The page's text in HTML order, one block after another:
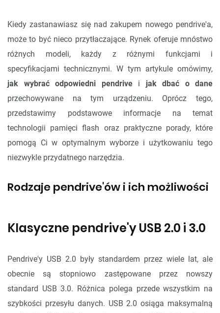
Kiedy zastanawiasz się nad zakupem nowego pendrive'a,
może to być nieco przytłaczające. Rynek oferuje mnóstwo
różnych modeli, każdy z różnymi funkcjami i
specyfikacjami technicznymi. W tym artykule omówimy,
jak wybrać odpowiedni pendrivei jak dbać o dane
przechowywane na tym urządzeniu. Oprócz tego,
przedstawimy podstawowe informacje na temat
technologii pamięci flash oraz praktyczne porady, które
pomogą Ci w optymalnym wyborze i użytkowaniu tego
niezwykle przydatnego narzędzia.
Rodzaje pendrive'ów i ich możliwości
Klasyczne pendrive'y USB 2.0 i 3.0
Pendrive'y USB 2.0 były standardem przez wiele lat, ale
obecnie są stopniowo zastępowane przez nowszy
standard USB 3.0. Różnica polega przede wszystkim na
szybkości przesyłu danych. USB 2.0 osiąga maksymalną